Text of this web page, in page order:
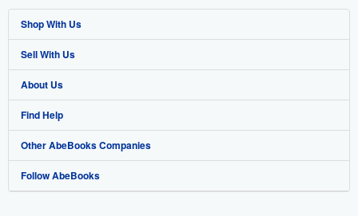
Shop With Us
Advanced Search
Browse Collections
My Account
My Orders
View Basket
Sell With Us
Start Selling
Join Our Affiliate Program
Book Buyback
Refer a seller
About Us
About AbeBooks
Media
Careers
Find Help
Help
Customer Support
Other AbeBooks Companies
AbeBooks.co.uk
Follow AbeBooks